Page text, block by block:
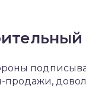
продажи,